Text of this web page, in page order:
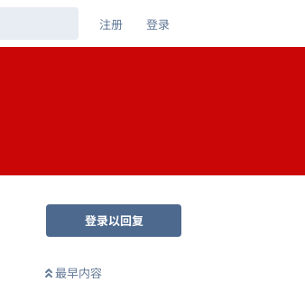
注册 登录
登录以回复
最早内容